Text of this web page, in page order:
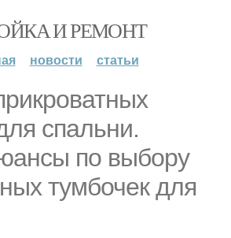
И РЕМОНТ
новости статьи
спальни.
по выбору
тумбочек для